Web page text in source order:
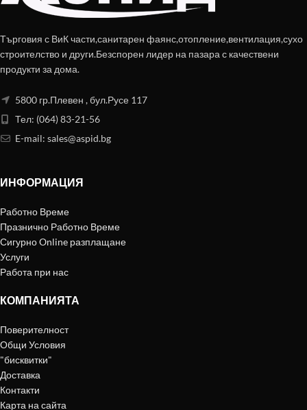
Търговия с ВиК части,санитарен фаянс,отопление,вентилация,сухо
строителство и други.Безспорен лидер на пазара с качествени
продукти за дома.
5800 гр.Плевен , бул.Русе 117
Тел: (064) 83-21-56
E-mail: sales@aspid.bg
ИНФОРМАЦИЯ
Работно Време
Празнично Работно Време
Сигурно Online разплащане
Услуги
Работа при нас
КОМПАНИЯТА
Поверителност
Общи Условия
"бисквитки"
Доставка
Контакти
Карта на сайта